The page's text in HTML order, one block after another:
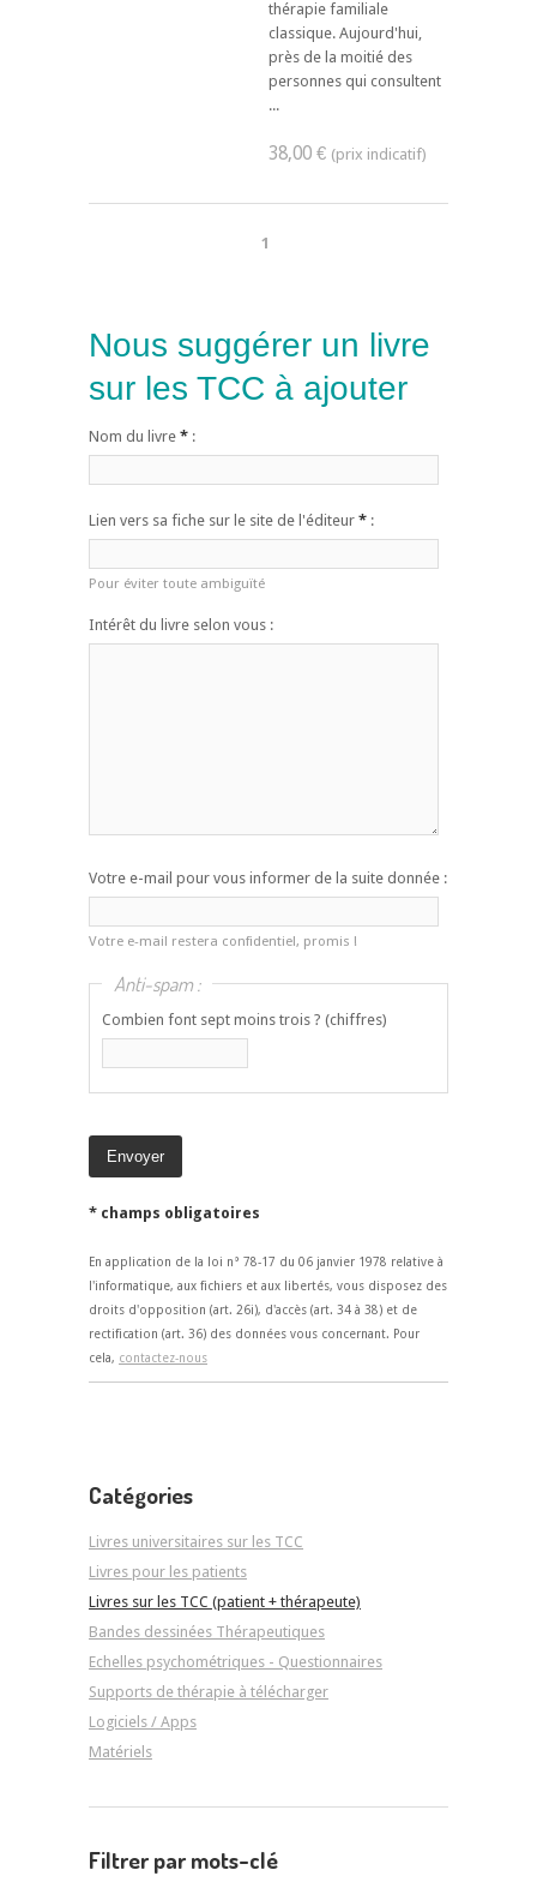
thérapie familiale
classique. Aujourd'hui,
près de la moitié des
personnes qui consultent
...
38,00 €
1
Nous suggérer un livre
sur les TCC à ajouter
Nom du livre * :
Lien vers sa fiche sur le site de l'éditeur * :
Pour éviter toute ambiguïté
Intérêt du livre selon vous :
Votre e-mail pour vous informer de la suite donnée :
Votre e-mail restera confidentiel, promis !
Anti-spam :
Combien font sept moins trois ? (chiffres)
* champs obligatoires
En application de la loi n° 78-17 du 06 janvier 1978 relative à
l'informatique, aux fichiers et aux libertés, vous disposez des
droits d'opposition (art. 26i), d'accès (art. 34 à 38) et de
rectification (art. 36) des données vous concernant. Pour
cela, contactez-nous
Catégories
Livres universitaires sur les TCC
Livres pour les patients
Livres sur les TCC (patient + thérapeute)
Bandes dessinées Thérapeutiques
Echelles psychométriques - Questionnaires
Supports de thérapie à télécharger
Logiciels / Apps
Matériels
Filtrer par mots-clé